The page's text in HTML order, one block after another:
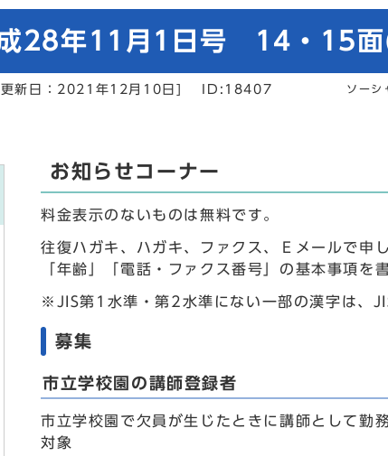
28年11月1日号 14・15面(
[更新日：2021年12月10日] ID:18407 ソーシ
お知らせコーナー
料金表示のないものは無料です。
往復ハガキ、ハガキ、ファクス、Ｅメールで申
「年齢」「電話・ファクス番号」の基本事項を
※JIS第1水準・第2水準にない一部の漢字は、
募集
市立学校園の講師登録者
市立学校園で欠員が生じたときに講師として勤
対象